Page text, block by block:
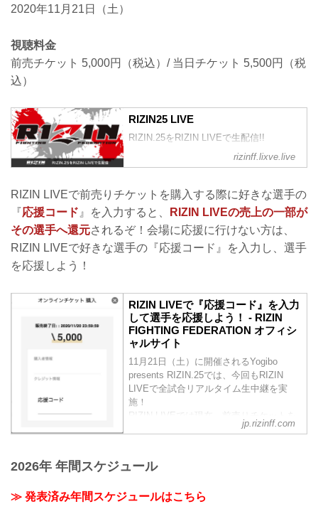
2020年11月21日（土）
視聴料金
前売チケット 5,000円（税込）/ 当日チケット 5,500円（税
込）
RIZIN25 LIVE
RIZIN.25をRIZIN LIVEで生配信!!
rizinff.lixve.live
RIZIN LIVEで前売りチケットを購入する際に好きな選手の
『応援コード』を入力すると、
RIZIN LIVEの売上の一部が
その選手へ還元されるぞ！会場に応援に行けない方は、
RIZIN LIVEで好きな選手の『応援コード』を入力し、選手
を応援しよう！
RIZIN LIVEで『応援コード』を入力
して選手を応援しよう！ - RIZIN
FIGHTING FEDERATION オフィシ
ャルサイト
11月21日（土）に開催されるYogibo
presents RIZIN.25では、今回もRIZIN
LIVEで全試合リアルタイム生中継を実
施！
RIZIN LIVEでは現在、前売りチケットを
発売中！RIZIN LIVEで前売りチケットを
一部がその選手へ還元されるぞ！
で好きな選手の『応援コード』を入力
jp.rizinff.com
2026年 年間スケジュール
≫ 発表済み年間スケジュールはこちら